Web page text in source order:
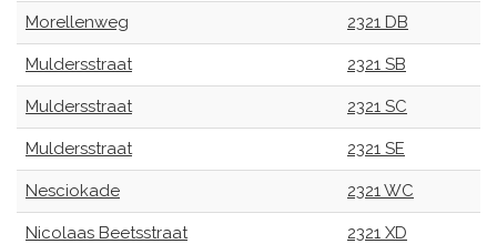
Morellenweg 2321 DB
Muldersstraat 2321 SB
Muldersstraat 2321 SC
Muldersstraat 2321 SE
Nesciokade 2321 WC
Nicolaas Beetsstraat 2321 XD